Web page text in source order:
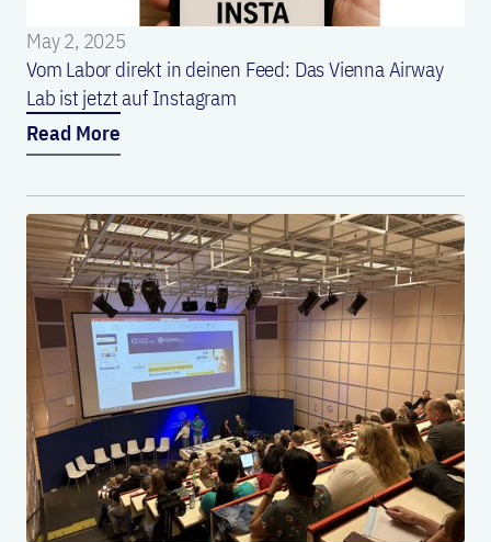
May 2, 2025
Vom Labor direkt in deinen Feed: Das Vienna Airway
Lab ist jetzt auf Instagram
Read More